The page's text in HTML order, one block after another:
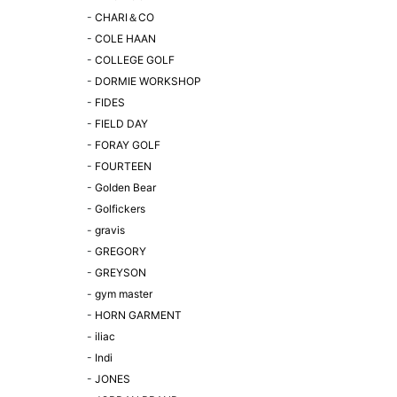
- CHARI＆CO
- COLE HAAN
- COLLEGE GOLF
- DORMIE WORKSHOP
- FIDES
- FIELD DAY
- FORAY GOLF
- FOURTEEN
- Golden Bear
- Golfickers
- gravis
- GREGORY
- GREYSON
- gym master
- HORN GARMENT
- iliac
- Indi
- JONES